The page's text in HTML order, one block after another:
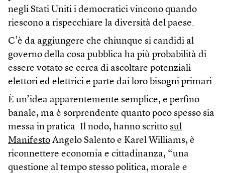
negli Stati Uniti i democratici vincono quando
riescono a rispecchiare la diversità del paese.
C’è da aggiungere che chiunque si candidi al
governo della cosa pubblica ha più probabilità di
essere votato se cerca di ascoltare potenziali
elettori ed elettrici e parte dai loro bisogni primari.
È un’idea apparentemente semplice, e perfino
banale, ma è sorprendente quanto poco spesso sia
messa in pratica. Il nodo, hanno scritto sul
Manifesto Angelo Salento e Karel Williams, è
riconnettere economia e cittadinanza, “una
questione al tempo stesso politica, morale e